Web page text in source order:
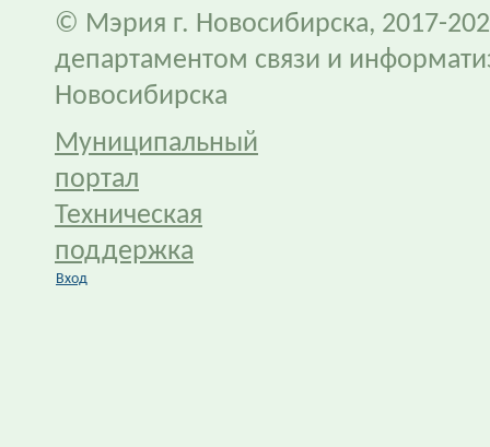
© Мэрия г. Новосибирска, 2017-
департаментом связи и
Новосибирска
Муниципальный
портал
Техническая
поддержка
Вход